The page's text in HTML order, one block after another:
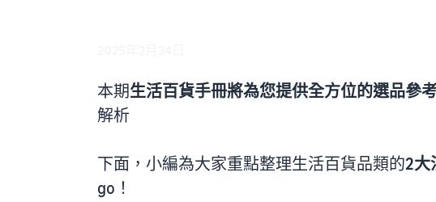
本期生活百貨手冊將為您提供全方位的選品參
解析
下面，小編為大家重點整理生活百貨品類的2大
go！